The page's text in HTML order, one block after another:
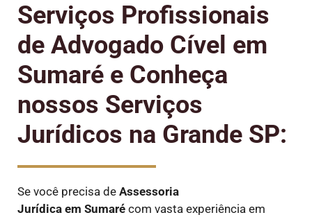
Serviços Profissionais
de Advogado Cível em
Sumaré e Conheça
nossos Serviços
Jurídicos na Grande SP:
Se você precisa de Assessoria
Jurídica em Sumaré com vasta experiência em